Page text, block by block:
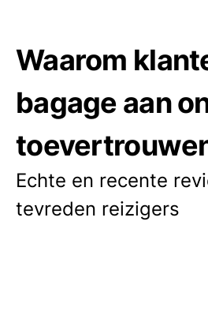
Waarom
bagage aan
Echte en recente
tevreden reizigers